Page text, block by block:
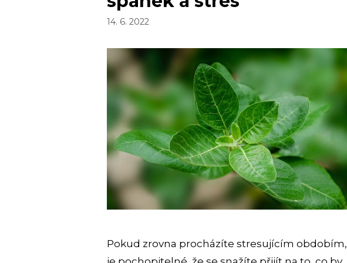
14. 6. 2022
Pokud zrovna procházíte stresujícím obdobím,